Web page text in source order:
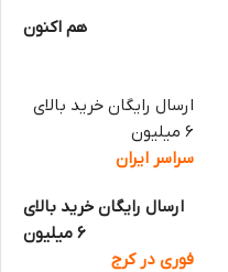
هم اکنون
ارسال رایگان خرید بالای
6 میلیون
سراسر ایران
ارسال رایگان خرید بالای
6 میلیون
فوری در کرج